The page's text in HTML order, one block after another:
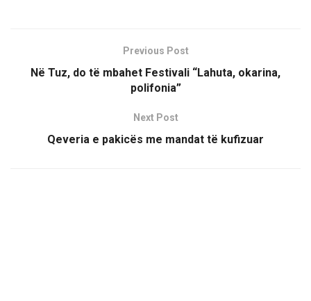
Previous Post
Në Tuz, do të mbahet Festivali “Lahuta, okarina,
polifonia”
Next Post
Qeveria e pakicës me mandat të kufizuar